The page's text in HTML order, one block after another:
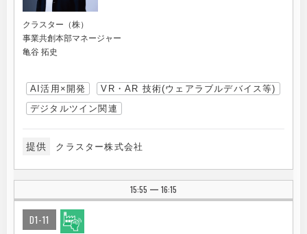
クラスター（株）
事業共創本部マネージャー
亀谷 拓史
AI活用×開発
VR・AR 技術(ウェアラブルデバイス等)
デジタルツイン関連
提供 クラスター株式会社
15:55 | 16:15
D1-11